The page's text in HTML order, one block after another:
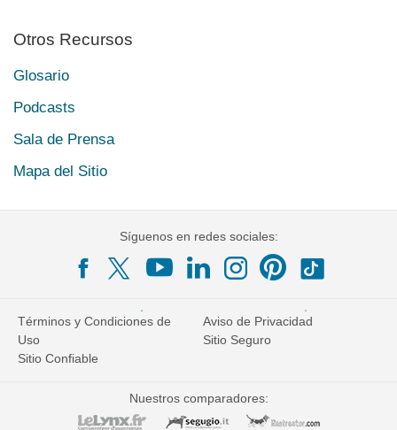
Otros Recursos
Glosario
Podcasts
Sala de Prensa
Mapa del Sitio
Síguenos en redes sociales:
Términos y Condiciones de
Uso
Aviso de Privacidad
Sitio Seguro
Sitio Confiable
Nuestros comparadores: